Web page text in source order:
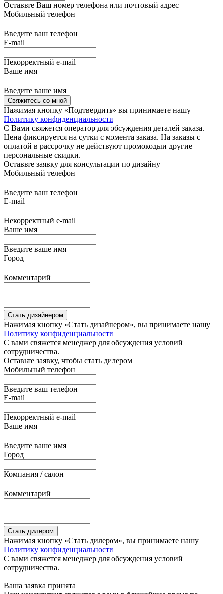
Оставьте Ваш номер телефона или почтовый адрес
Мобильный телефон
Введите ваш телефон
E-mail
Некорректный e-mail
Ваше имя
Введите ваше имя
Свяжитесь со мной
Нажимая кнопку «Подтвердить» вы принимаете нашу
Политику конфиденциальности
С Вами свяжется оператор для обсуждения деталей заказа.
Цена фиксируется на сутки с момента заказа. На заказы с
оплатой в рассрочку не действуют промокодыи другие
персональные скидки.
Оставьте заявку для консультации по дизайну
Мобильный телефон
Введите ваш телефон
E-mail
Некорректный e-mail
Ваше имя
Введите ваше имя
Город
Комментарий
Стать дизайнером
Нажимая кнопку «Стать дизайнером», вы принимаете нашу
Политику конфиденциальности
С вами свяжется менеджер для обсуждения условий
сотрудничества.
Оставьте заявку, чтобы стать дилером
Мобильный телефон
Введите ваш телефон
E-mail
Некорректный e-mail
Ваше имя
Введите ваше имя
Город
Компания / салон
Комментарий
Стать дилером
Нажимая кнопку «Стать дилером», вы принимаете нашу
Политику конфиденциальности
С вами свяжется менеджер для обсуждения условий
сотрудничества.
Ваша заявка принята